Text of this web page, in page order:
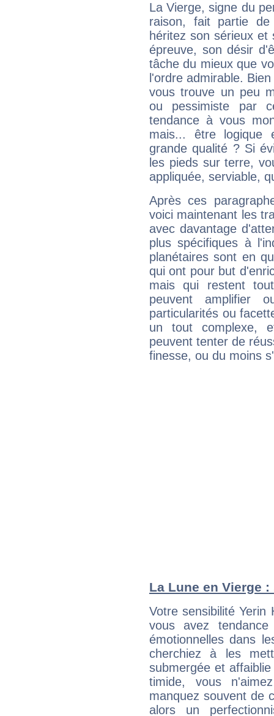
La Vierge, signe du
raison, fait partie
héritez son sérieux
épreuve, son désir
tâche du mieux que
l'ordre admirable.
vous trouve un peu
ou pessimiste par
tendance à vous
mais... être logique
grande qualité ? Si
les pieds sur terre,
appliquée, serviable,
Après ces
voici maintenant les
avec davantage
plus spécifiques à
planétaires sont en
qui ont pour but
mais qui restent
peuvent amplifier
particularités ou
un tout complexe,
peuvent tenter de
finesse, ou du moins
La Lune en Vierge
Votre sensibilité
vous avez
émotionnelles dans
cherchiez à les
submergée et
timide, vous
manquez souvent de
alors un